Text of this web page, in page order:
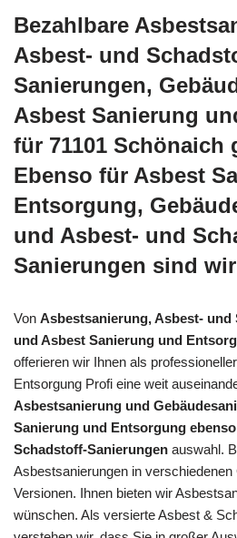
Bezahlbare
Asbest- und
Sanierungen,
Asbest Sanierung
für 71101 Schönaich
Ebenso für Asbest
Entsorgung,
und Asbest- und
Sanierungen sind
Von Asbestsanierung, Asbest-
und Asbest Sanierung und
offerieren wir Ihnen als
Entsorgung Profi eine weit
Asbestsanierung und
Sanierung und Entsorgung
Schadstoff-Sanierungen auswahl.
Asbestsanierungen in
Versionen. Ihnen bieten wir
wünschen. Als versierte Asbest &